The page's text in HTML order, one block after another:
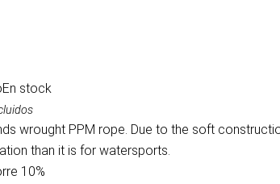
En stock
wrought PPM rope. Due to the soft
than it is for watersports.
10%